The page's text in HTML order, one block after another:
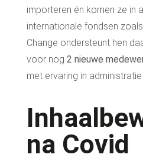
importeren én komen ze in
internationale fondsen zoals
Change ondersteunt hen
voor nog 2 nieuwe
met ervaring in
na Covid